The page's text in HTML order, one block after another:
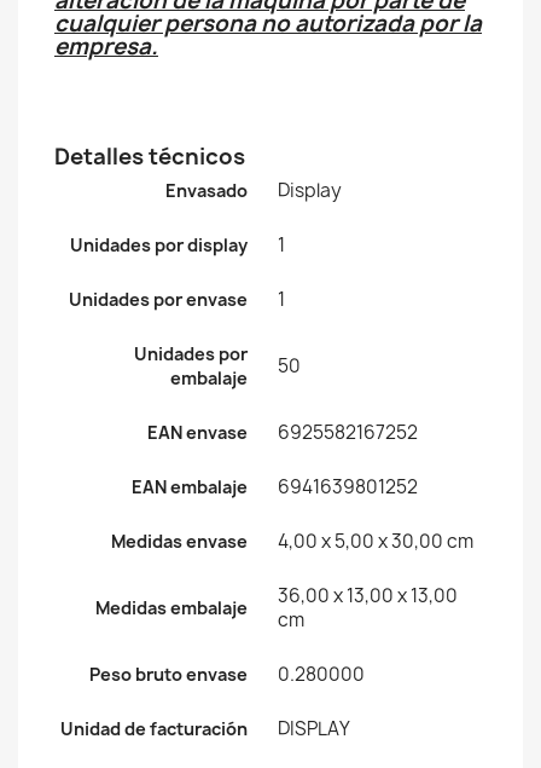
cualquier persona no autorizada por la
empresa.
Detalles técnicos
Envasado Display
Unidades por display 1
Unidades por envase 1
Unidades por
embalaje
50
EAN envase 6925582167252
EAN embalaje 6941639801252
Medidas envase 4,00 x 5,00 x 30,00 cm
Medidas embalaje
36,00 x 13,00 x 13,00
cm
Peso bruto envase 0.280000
Unidad de facturación DISPLAY